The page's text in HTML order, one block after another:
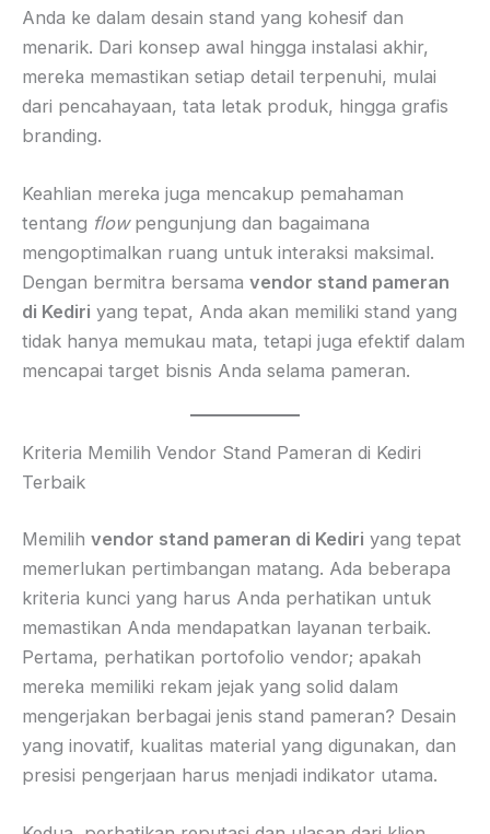
Anda ke dalam desain stand yang kohesif dan
menarik. Dari konsep awal hingga instalasi akhir,
mereka memastikan setiap detail terpenuhi, mulai
dari pencahayaan, tata letak produk, hingga grafis
branding.
Keahlian mereka juga mencakup pemahaman
tentang flowpengunjung dan bagaimana
mengoptimalkan ruang untuk interaksi maksimal.
Dengan bermitra bersama vendor stand pameran
di Kediri yang tepat, Anda akan memiliki stand yang
tidak hanya memukau mata, tetapi juga efektif dalam
mencapai target bisnis Anda selama pameran.
Kriteria Memilih Vendor Stand Pameran di Kediri
Terbaik
Memilih vendor stand pameran di Kediri yang tepat
memerlukan pertimbangan matang. Ada beberapa
kriteria kunci yang harus Anda perhatikan untuk
memastikan Anda mendapatkan layanan terbaik.
Pertama, perhatikan portofolio vendor; apakah
mereka memiliki rekam jejak yang solid dalam
mengerjakan berbagai jenis stand pameran? Desain
yang inovatif, kualitas material yang digunakan, dan
presisi pengerjaan harus menjadi indikator utama.